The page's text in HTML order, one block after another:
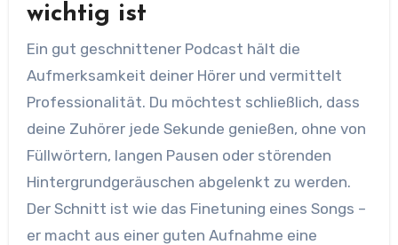
wichtig ist
Ein gut geschnittener Podcast hält die
Aufmerksamkeit deiner Hörer und vermittelt
Professionalität. Du möchtest schließlich, dass
deine Zuhörer jede Sekunde genießen, ohne von
Füllwörtern, langen Pausen oder störenden
Hintergrundgeräuschen abgelenkt zu werden.
Der Schnitt ist wie das Finetuning eines Songs –
er macht aus einer guten Aufnahme eine